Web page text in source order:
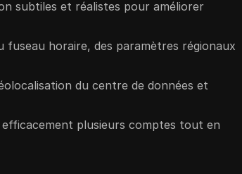
subtiles et réalistes pour améliorer
fuseau horaire, des paramètres régionaux
du centre de données et
plusieurs comptes tout en